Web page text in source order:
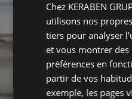
Chez KERABEN
utilisons nos
tiers pour analyser
et vous montrer
préférences en
partir de vos
exemple, les pages